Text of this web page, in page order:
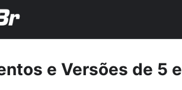
e Versões de 5 e